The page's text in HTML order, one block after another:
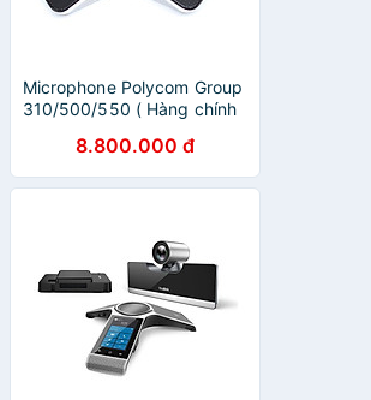
Microphone Polycom Group
310/500/550 ( Hàng chính
8.800.000 đ